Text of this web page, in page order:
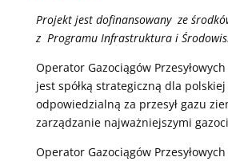
Projekt jest dofinansowany ze
z Programu Infrastruktura i
Operator Gazociągów Przesyłowych
jest spółką strategiczną dla
odpowiedzialną za przesył gazu
zarządzanie najważniejszymi
Operator Gazociągów Przesyłowych